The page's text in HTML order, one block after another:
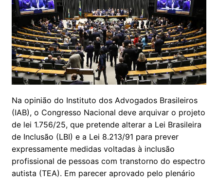
Na opinião do Instituto dos Advogados Brasileiros
(IAB), o Congresso Nacional deve arquivar o projeto
de lei 1.756/25, que pretende alterar a Lei Brasileira
de Inclusão (LBI) e a Lei 8.213/91 para prever
expressamente medidas voltadas à inclusão
profissional de pessoas com transtorno do espectro
autista (TEA). Em parecer aprovado pelo plenário